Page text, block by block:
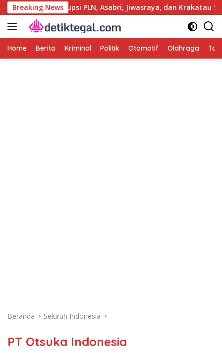
Langsung
ke
konten
Breaking News
Kasus Korupsi PLN, Asabri, Jiwasraya, dan Krakatau Steel
Home Berita Kriminal Politik Otomotif Olahraga
Beranda Seluruh Indonesia
PT Otsuka Indonesia